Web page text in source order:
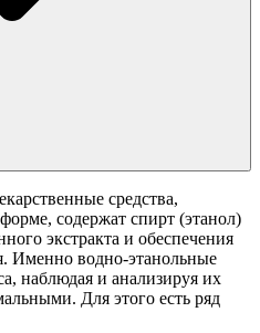
средства,
содержат спирт (этанол)
экстракта и обеспечения
Именно водно-этанольные
наблюдая и анализируя их
Для этого есть ряд